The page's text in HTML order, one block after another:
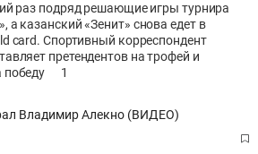
раз подряд решающие игры турнира
а казанский «Зенит» снова едет в
card. Спортивный корреспондент
претендентов на трофей и
победу
1